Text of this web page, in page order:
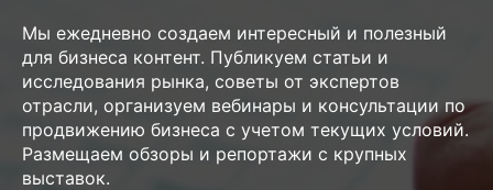
Мы ежедневно создаем интересный и полезный
для бизнеса контент. Публикуем статьи и
исследования рынка, советы от экспертов
отрасли, организуем вебинары и консультации по
продвижению бизнеса с учетом текущих условий.
Размещаем обзоры и репортажи с крупных
выставок.